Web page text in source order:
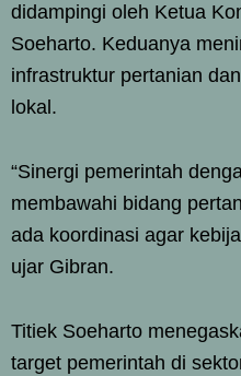
didampingi oleh Ketua
Soeharto. Keduanya
infrastruktur pertanian
lokal.
“Sinergi pemerintah
membawahi bidang
ada koordinasi agar
ujar Gibran.
Titiek Soeharto
target pemerintah di